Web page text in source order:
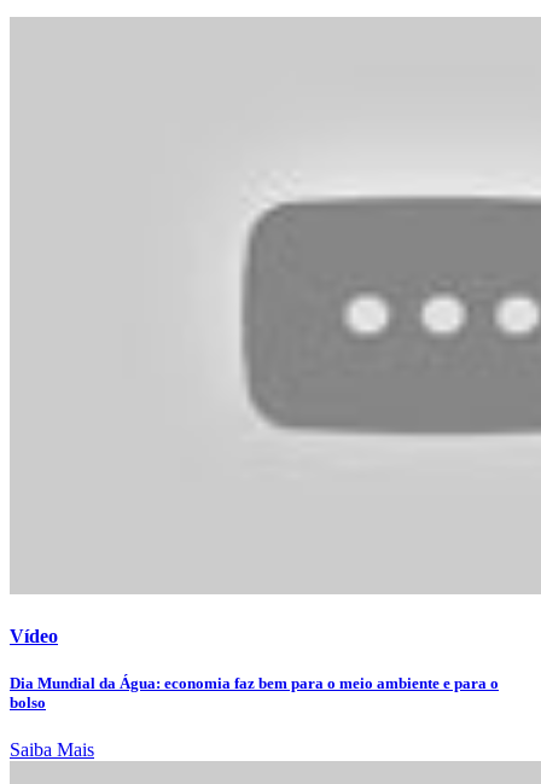
Vídeo
Dia Mundial da Água: economia faz bem para o meio ambiente e para o
bolso
Saiba Mais